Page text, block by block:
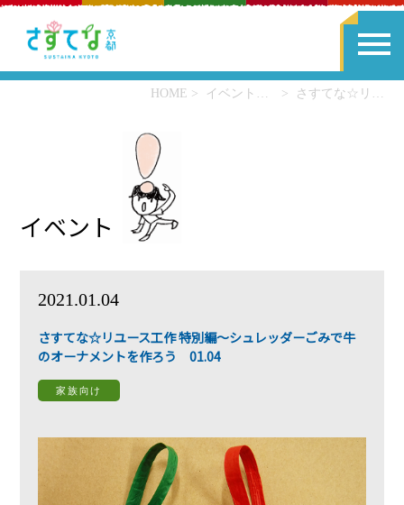
HOME
イベント
2021.01.04
さすてな☆リユース工作 特別編～シュレッダーごみで牛
のオーナメントを作ろう 01.04
家族向け